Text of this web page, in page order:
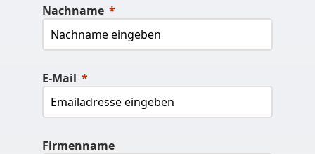
Nachname
E-Mail
Firmenname